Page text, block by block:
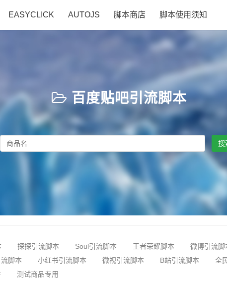
EASYCLICK AUTOJS 脚本商店 脚本使用须知
百度贴吧引流脚本
搜
探探引流脚本 Soul引流脚本 王者荣耀脚本 微博引流脚
脚本 小红书引流脚本 微视引流脚本 B站引流脚本 全
测试商品专用